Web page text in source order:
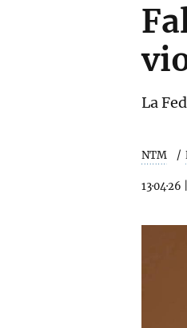
La
NTM
13·04·26